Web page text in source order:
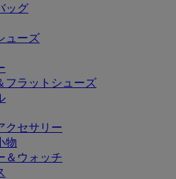
ッグ
ューズ
フラットシューズ
クセサリー
物
＆ウォッチ